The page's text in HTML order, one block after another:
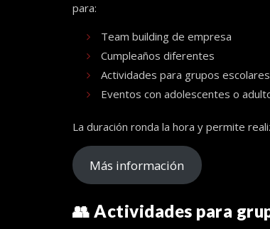
para:
Team building de empresa
Cumpleaños diferentes
Actividades para grupos escolares
Eventos con adolescentes o
La duración ronda la hora y permite
Más información
👥 Actividades para